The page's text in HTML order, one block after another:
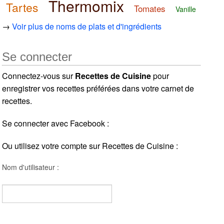
Tartes Thermomix Tomates Vanille
→Voir plus de noms de plats et d'ingrédients
Se connecter
Connectez-vous surRecettes de Cuisinepour
enregistrer vos recettes préférées dans votre carnet de
recettes.
Se connecter avec Facebook :
Ou utilisez votre compte sur Recettes de Cuisine :
Nom d'utilisateur :